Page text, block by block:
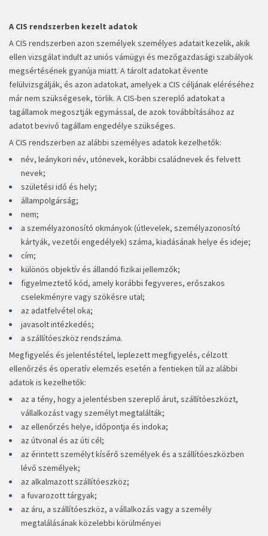
A CIS rendszerben kezelt adatok
A CIS rendszerben azon személyek személyes adatait kezelik, akik
ellen vizsgálat indult az uniós vámügyi és mezőgazdasági szabályok
megsértésének gyanúja miatt. A tárolt adatokat évente
felülvizsgálják, és azon adatokat, amelyek a CIS céljának eléréséhez
már nem szükségesek, törlik. A CIS-ben szereplő adatokat a
tagállamok megosztják egymással, de azok továbbításához az
adatot bevivő tagállam engedélye szükséges.
A CIS rendszerben az alábbi személyes adatok kezelhetők:
név, leánykori név, utónevek, korábbi családnevek és felvett
nevek;
születési idő és hely;
állampolgárság;
nem;
a személyazonosító okmányok (útlevelek, személyazonosító
kártyák, vezetői engedélyek) száma, kiadásának helye és ideje;
cím;
különös objektív és állandó fizikai jellemzők;
figyelmeztető kód, amely korábbi fegyveres, erőszakos
cselekményre vagy szökésre utal;
az adatfelvétel oka;
javasolt intézkedés;
a szállítóeszköz rendszáma.
Megfigyelés és jelentéstétel, leplezett megfigyelés, célzott
ellenőrzés és operatív elemzés esetén a fentieken túl az alábbi
adatok is kezelhetők:
az a tény, hogy a jelentésben szereplő árut, szállítóeszközt,
vállalkozást vagy személyt megtalálták;
az ellenőrzés helye, időpontja és indoka;
az útvonal és az úti cél;
az érintett személyt kísérő személyek és a szállítóeszközben
lévő személyek;
az alkalmazott szállítóeszköz;
a fuvarozott tárgyak;
az áru, a szállítóeszköz, a vállalkozás vagy a személy
megtalálásának közelebbi körülményei